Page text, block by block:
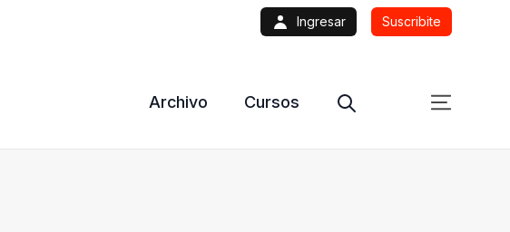
Ingresar Suscribite
Archivo Cursos